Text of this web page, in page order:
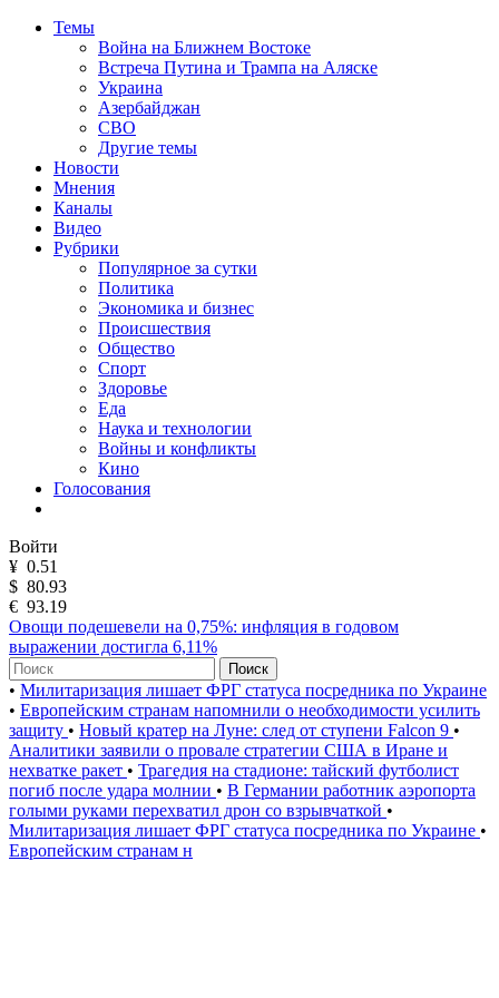
Темы
Война на Ближнем Востоке
Встреча Путина и Трампа на Аляске
Украина
Азербайджан
СВО
Другие темы
Новости
Мнения
Каналы
Видео
Рубрики
Популярное за сутки
Политика
Экономика и бизнес
Происшествия
Общество
Спорт
Здоровье
Еда
Наука и технологии
Войны и конфликты
Кино
Голосования
Войти
¥ 0.51
$ 80.93
€ 93.19
Овощи подешевели на 0,75%: инфляция в годовом
выражении достигла 6,11%
Поиск
• Милитаризация лишает ФРГ статуса посредника по Украине
• Европейским странам напомнили о необходимости усилить
защиту • Новый кратер на Луне: след от ступени Falcon 9 •
Аналитики заявили о провале стратегии США в Иране и
нехватке ракет • Трагедия на стадионе: тайский футболист
погиб после удара молнии • В Германии работник аэропорта
голыми руками перехватил дрон со взрывчаткой •
Милитаризация лишает ФРГ статуса посредника по Украине •
Европейским странам н